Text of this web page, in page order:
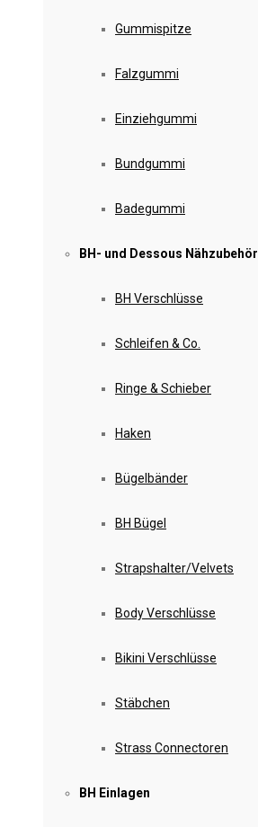
Gummispitze
Falzgummi
Einziehgummi
Bundgummi
Badegummi
BH- und Dessous Nähzubehör
BH Verschlüsse
Schleifen & Co.
Ringe & Schieber
Haken
Bügelbänder
BH Bügel
Strapshalter/Velvets
Body Verschlüsse
Bikini Verschlüsse
Stäbchen
Strass Connectoren
BH Einlagen